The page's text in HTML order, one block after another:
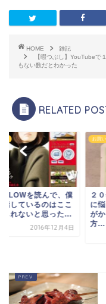
HOME
雑記
【暇つぶし】YouTubeで
もない数だとわかった
RELATED
GLOWを読んで、僕
指しているのはここ
しれないと思った...
2016年12月4日
お買
２
に
が
方...